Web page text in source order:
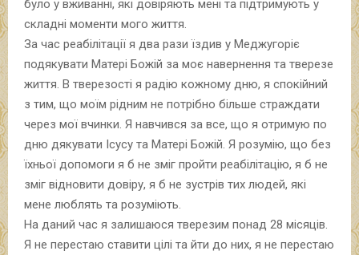
було у вживанні, які довіряють мені та підтримують у
складні моменти мого життя.
За час реабілітації я два рази їздив у Меджугоріє
подякувати Матері Божій за моє навернення та тверезе
життя. В тверезості я радію кожному дню, я спокійний
з тим, що моїм рідним не потрібно більше страждати
через мої вчинки. Я навчився за все, що я отримую по
дню дякувати Ісусу та Матері Божій. Я розумію, що без
їхньої допомоги я б не зміг пройти реабілітацію, я б не
зміг відновити довіру, я б не зустрів тих людей, які
мене люблять та розуміють.
На даний час я залишаюся тверезим понад 28 місяців.
Я не перестаю ставити цілі та йти до них, я не перестаю